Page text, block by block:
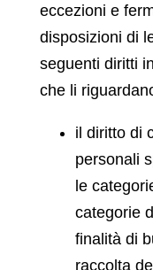
eccezioni e
disposizioni di
seguenti diritti
che li
il diritto di
personali
le
categorie
finalità di
raccolta